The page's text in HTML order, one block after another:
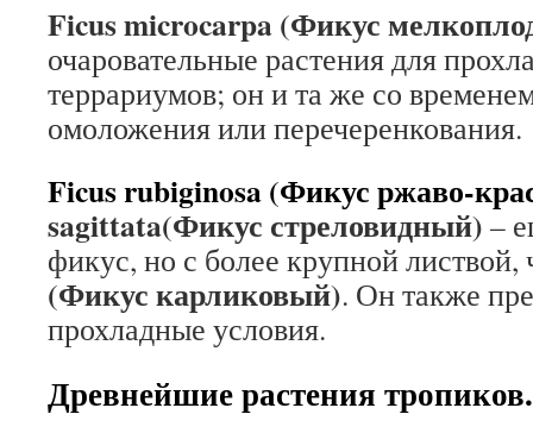
Ficus microcarpa (Фикус
очаровательные растения для
террариумов; он и та же со
омоложения или перечеренкования.
Ficusrubiginosa (Фикус ржаво-
sagittata(Фикус стреловидный) –
фикус, но с более крупной
(Фикус карликовый). Он также
прохладные условия.
Древнейшие растения тропиков.